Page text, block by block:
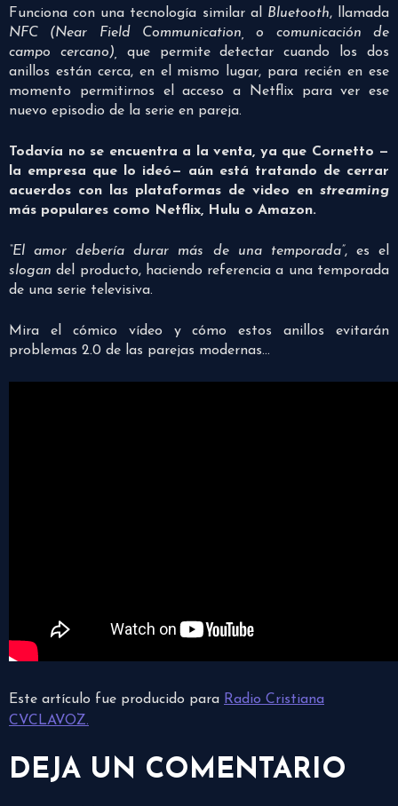
Funciona con una tecnología similar al Bluetooth, llamada
NFC (Near Field Communication, o comunicación de
campo cercano), que permite detectar cuando los dos
anillos están cerca, en el mismo lugar, para recién en ese
momento permitirnos el acceso a Netflix para ver ese
nuevo episodio de la serie en pareja.
Todavía no se encuentra a la venta, ya que Cornetto —
la empresa que lo ideó— aún está tratando de cerrar
acuerdos con las plataformas de video en streaming
más populares como Netflix, Hulu o Amazon.
“El amor debería durar más de una temporada”, es el
slogan del producto, haciendo referencia a una temporada
de una serie televisiva.
Mira el cómico vídeo y cómo estos anillos evitarán
problemas 2.0 de las parejas modernas…
Este artículo fue producido para Radio Cristiana
CVCLAVOZ.
DEJA UN COMENTARIO